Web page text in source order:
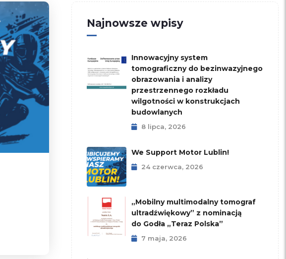
Najnowsze wpisy
Innowacyjny system
tomograficzny do bezinwazyjnego
obrazowania i analizy
przestrzennego rozkładu
wilgotności w konstrukcjach
budowlanych
8 lipca, 2026
We Support Motor Lublin!
24 czerwca, 2026
„Mobilny multimodalny tomograf
ultradźwiękowy” z nominacją
do Godła „Teraz Polska”
7 maja, 2026